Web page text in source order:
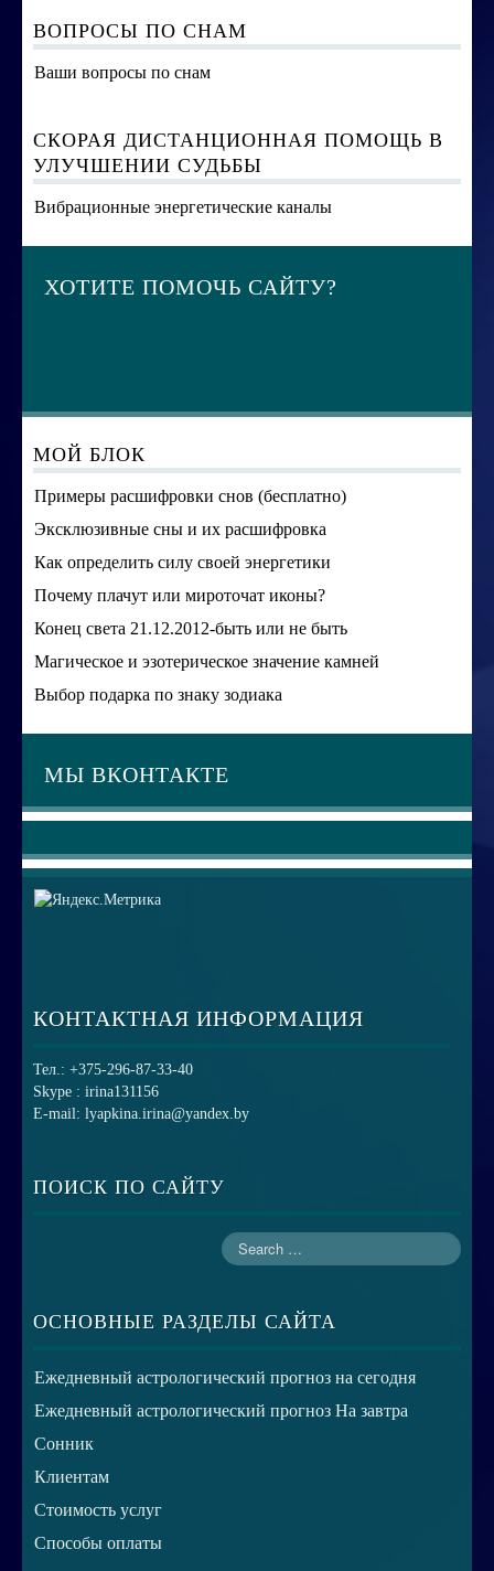
ВОПРОСЫ ПО СНАМ
Ваши вопросы по снам
СКОРАЯ ДИСТАНЦИОННАЯ ПОМОЩЬ В
УЛУЧШЕНИИ СУДЬБЫ
Вибрационные энергетические каналы
ХОТИТЕ ПОМОЧЬ САЙТУ?
МОЙ БЛОК
Примеры расшифровки снов (бесплатно)
Эксклюзивные сны и их расшифровка
Как определить силу своей энергетики
Почему плачут или мироточат иконы?
Конец света 21.12.2012-быть или не быть
Магическое и эзотерическое значение камней
Выбор подарка по знаку зодиака
МЫ ВКОНТАКТЕ
КОНТАКТНАЯ ИНФОРМАЦИЯ
Тел.: +375-296-87-33-40
Skype : irina131156
E-mail: lyapkina.irina@yandex.by
ПОИСК ПО САЙТУ
ОСНОВНЫЕ РАЗДЕЛЫ САЙТА
Ежедневный астрологический прогноз на сегодня
Ежедневный астрологический прогноз На завтра
Сонник
Клиентам
Стоимость услуг
Способы оплаты